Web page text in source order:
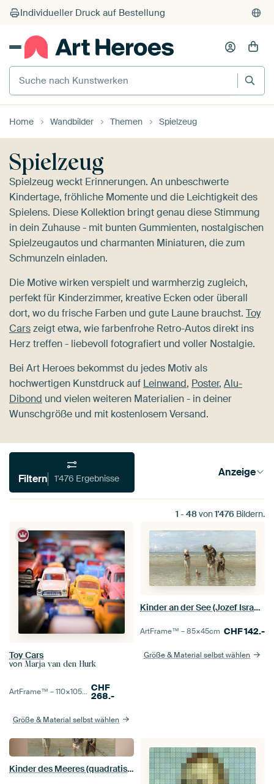
Suche nach Kunstwerken
Home Wandbilder Themen Spielzeug
Spielzeug
Spielzeug weckt Erinnerungen. An unbeschwerte
Kindertage, fröhliche Momente und die Leichtigkeit des
Spielens. Diese Kollektion bringt genau diese Stimmung
in dein Zuhause - mit bunten Gummienten, nostalgischen
Spielzeugautos und charmanten Miniaturen, die zum
Schmunzeln einladen.
Die Motive wirken verspielt und warmherzig zugleich,
perfekt für Kinderzimmer, kreative Ecken oder überall
dort, wo du frische Farben und gute Laune brauchst. Toy
Carszeigt etwa, wie farbenfrohe Retro-Autos direkt ins
Herz treffen - liebevoll fotografiert und voller Nostalgie.
Bei Art Heroes bekommst du jedes Motiv als
hochwertigen Kunstdruck auf Leinwand, Poster, Alu-
Dibond und vielen weiteren Materialien - in deiner
Wunschgröße und mit kostenlosem Versand.
Filtern 1'476 Ergebnisse Anzeige
1 - 48von1'476 Bildern.
Toy Cars
von Marja van den Hurk
ArtFrame™ –110×105cmCHF
268.-
Größe & Material selbst wählen
Kinder an der See (Jozef Israels)
ArtFrame™ –85×45cm CHF142.-
Größe & Material selbst wählen
Kinder des Meeres (quadratische Version), Jozef Israëls